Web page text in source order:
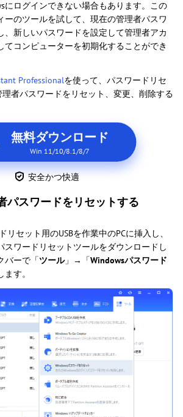
にログインできない場合もあります。この
ーのツールを試して、現在の管理者パスワ
、新しいパスワードを設定して管理者アカ
てコンピューターを初期化することができ
Professionalを使って、パスワードリセ
理者パスワードをリセット、変更、削除する
無料ダウンロード
Win 11/10/8.1/8/7
安全かつ快適
パスワードをリセットする
リセット用のUSBを作業中のPCに挿入し、
スワードリセットツールをダウンロードし
バーで「ツール」→「Windowsパスワード
す。